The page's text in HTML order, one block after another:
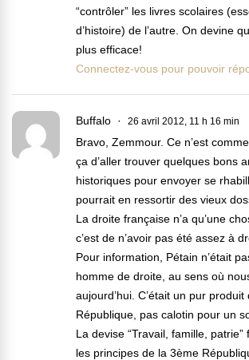
“contrôler” les livres scolaires
d’histoire) de l’autre. On devine
plus efficace!
Connectez-vous pour pouvoir
Buffalo 26 avril 2012, 11 h 16 min
Bravo, Zemmour. Ce n’est
ça d’aller trouver quelques bons
historiques pour envoyer se
pourrait en ressortir des vieux
La droite française n’a qu’une
c’est de n’avoir pas été assez à
Pour information, Pétain n’était
homme de droite, au sens où
aujourd’hui. C’était un pur
République, pas calotin pour un
La devise “Travail, famille,
les principes de la 3ème